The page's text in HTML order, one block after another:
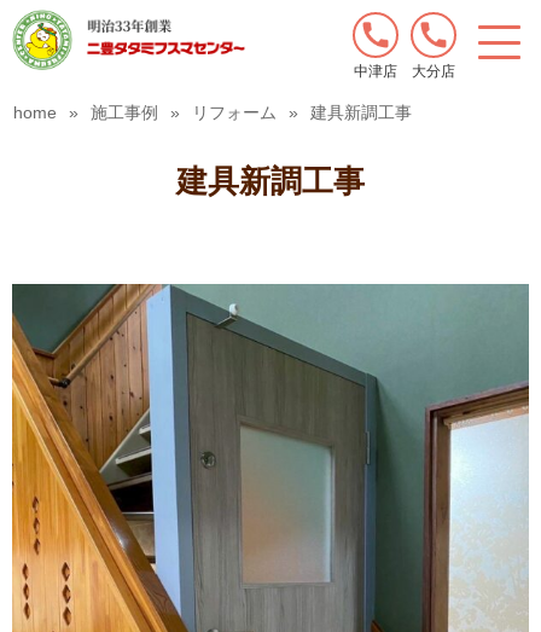
中津店 大分店
home » 施工事例 » リフォーム » 建具新調工事
建具新調工事